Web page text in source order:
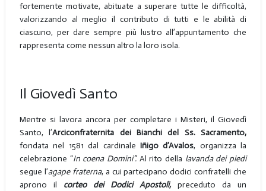
fortemente motivate, abituate a superare tutte le difficoltà,
valorizzando al meglio il contributo di tutti e le abilità di
ciascuno, per dare sempre più lustro all’appuntamento che
rappresenta come nessun altro la loro isola.
Il Giovedì Santo
Mentre si lavora ancora per completare i Misteri, il Giovedì
Santo, l’Arciconfraternita dei Bianchi del Ss. Sacramento,
fondata nel 1581 dal cardinale Iñigo d’Avalos, organizza la
celebrazione “In coena Domini”. Al rito della lavanda dei piedi
segue l’agape fraterna, a cui partecipano dodici confratelli che
aprono il corteo dei Dodici Apostoli,preceduto da un